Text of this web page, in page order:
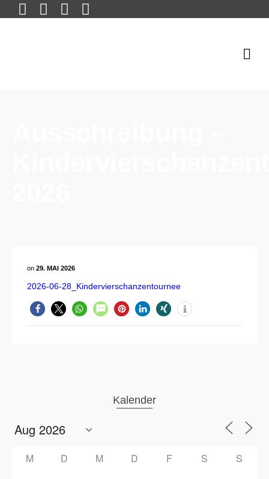
on 29. MAI 2026
2026-06-28_Kindervierschanzentournee
Kalender
M D M D F S S